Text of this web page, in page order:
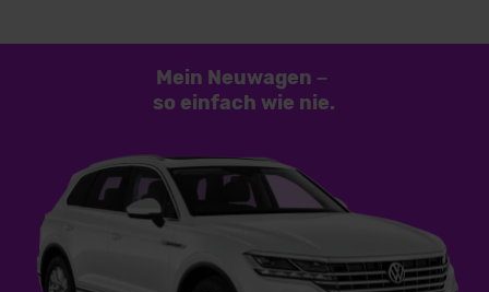
Mein Neuwagen –
so einfach wie nie.